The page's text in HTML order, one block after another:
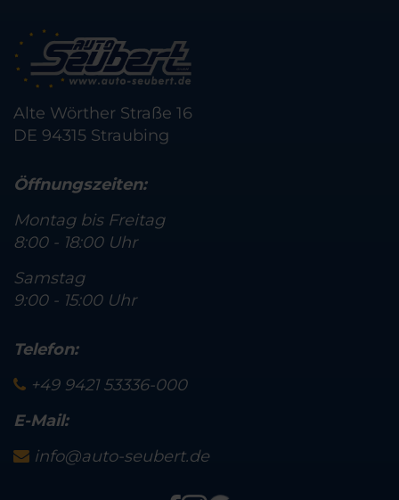
Alte Wörther Straße 16
DE 94315 Straubing
Öffnungszeiten:
Montag bis Freitag
8:00 - 18:00 Uhr
Samstag
9:00 - 15:00 Uhr
Telefon:
+49 9421 53336-000
E-Mail:
info@auto-seubert.de